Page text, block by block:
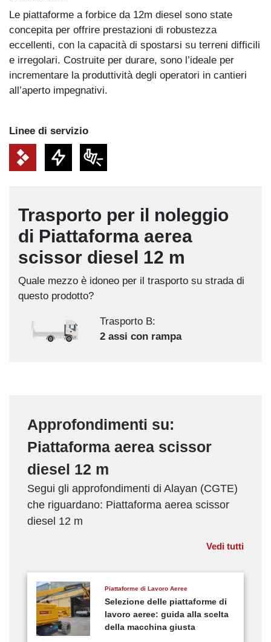
Le piattaforme a forbice da 12m diesel sono state
concepita per offrire prestazioni di robustezza
eccellenti, con la capacità di spostarsi su terreni difficili
e irregolari. Costruite per durare, sono l’ideale per
incrementare la produttività degli operatori in cantieri
all’aperto impegnativi.
Linee di servizio
Trasporto per il noleggio
di Piattaforma aerea
scissor diesel 12 m
Quale mezzo è idoneo per il trasporto su strada di
questo prodotto?
Trasporto B:
2 assi con rampa
Approfondimenti su:
Piattaforma aerea scissor
diesel 12 m
Vedi tutti
Segui gli approfondimenti di Alayan (CGTE)
che riguardano: Piattaforma aerea scissor
diesel 12 m
Piattaforme di Lavoro Aeree
Selezione delle piattaforme di
lavoro aeree: guida alla scelta
della macchina giusta